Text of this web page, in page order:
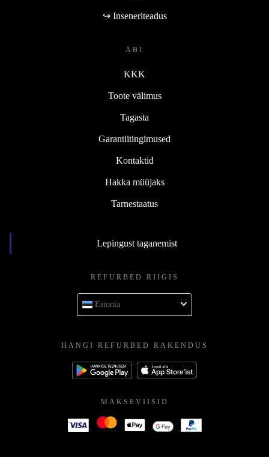
↪ Inseneriteadus
ABI
KKK
Toote välimus
Tagasta
Garantiitingimused
Kontaktid
Hakka müüjaks
Tarnestaatus
Lepingust taganemist
REFURBED RIIGIS
Estonia
HANGI REFURBED RAKENDUS
MAKSEVIISID